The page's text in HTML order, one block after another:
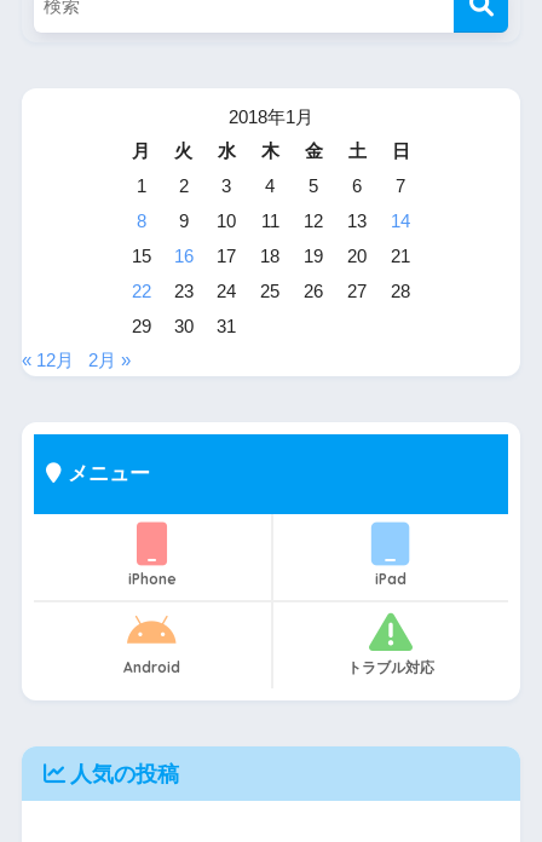
2018年1月
月
火 水 木 金 土
日
1
2 3 4 5 6
7
8
9 10 11 12 13
14
15
16 17 18 19 20
21
22
23 24 25 26 27
28
29
30
31
« 12月
2月 »
メニュー
iPhone iPad
Android トラブル対応
人気の投稿